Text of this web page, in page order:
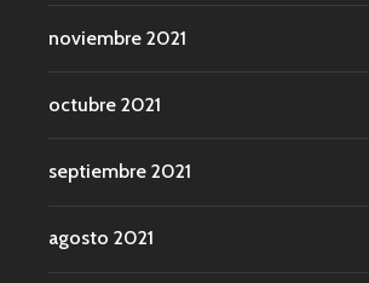
noviembre 2021
octubre 2021
septiembre 2021
agosto 2021